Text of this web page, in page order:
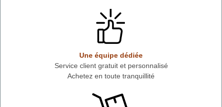
Une équipe dédiée
Service client gratuit et personnalisé
Achetez en toute tranquillité